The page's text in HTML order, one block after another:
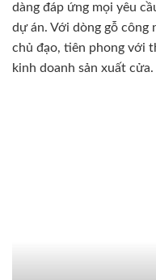
dàng đáp ứng mọi yêu
dự án. Với dòng gỗ công
chủ đạo, tiên phong với
kinh doanh sản xuất cửa.